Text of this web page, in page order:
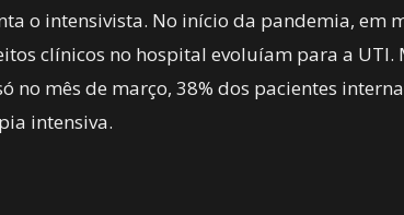
o intensivista. No início da pandemia, em
clínicos no hospital evoluíam para a UTI.
no mês de março, 38% dos pacientes
intensiva.